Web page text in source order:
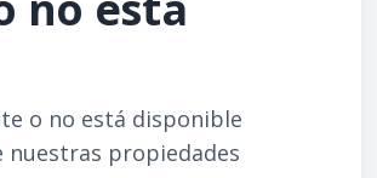
o no está disponible
nuestras propiedades